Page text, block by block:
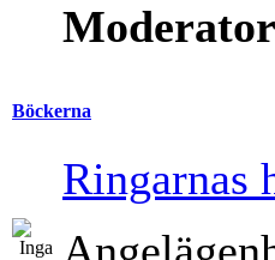
Böckerna
Ringarnas